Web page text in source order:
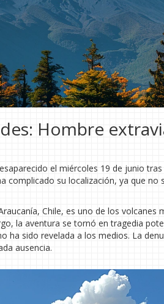
Hombre
el miércoles 19 de junio tras
complicado su localización, ya que
Chile, es uno de los
la aventura se tornó en tragedia
ha sido revelada a los medios. La
ausencia.